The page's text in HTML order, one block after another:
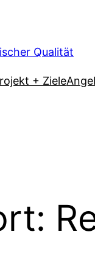
Qualität
+ Ziele